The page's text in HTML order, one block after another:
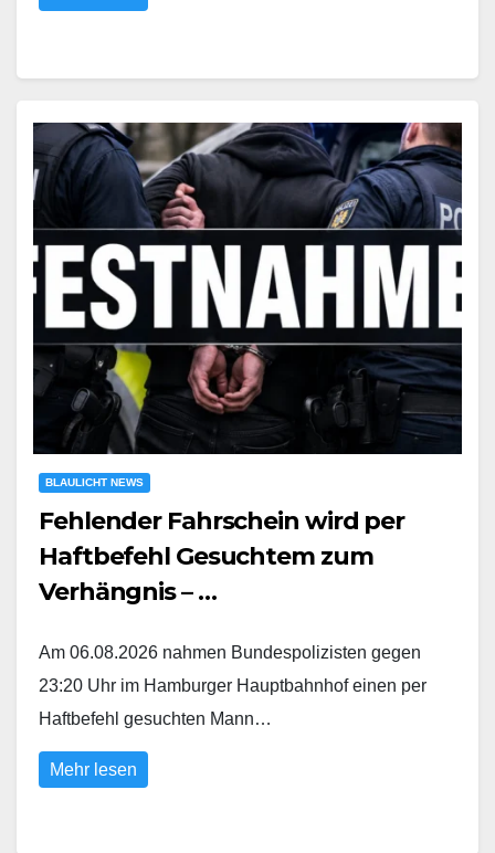
BLAULICHT NEWS
Fehlender Fahrschein wird per
Haftbefehl Gesuchtem zum
Verhängnis – …
Am 06.08.2026 nahmen Bundespolizisten gegen
23:20 Uhr im Hamburger Hauptbahnhof einen per
Haftbefehl gesuchten Mann…
Mehr lesen